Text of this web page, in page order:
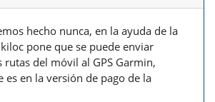
hecho nunca, en la ayuda de la
pone que se puede enviar
rutas del móvil al GPS Garmin,
es en la versión de pago de la